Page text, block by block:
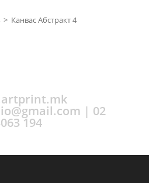
> Канвас Абстракт 4
| 02
194